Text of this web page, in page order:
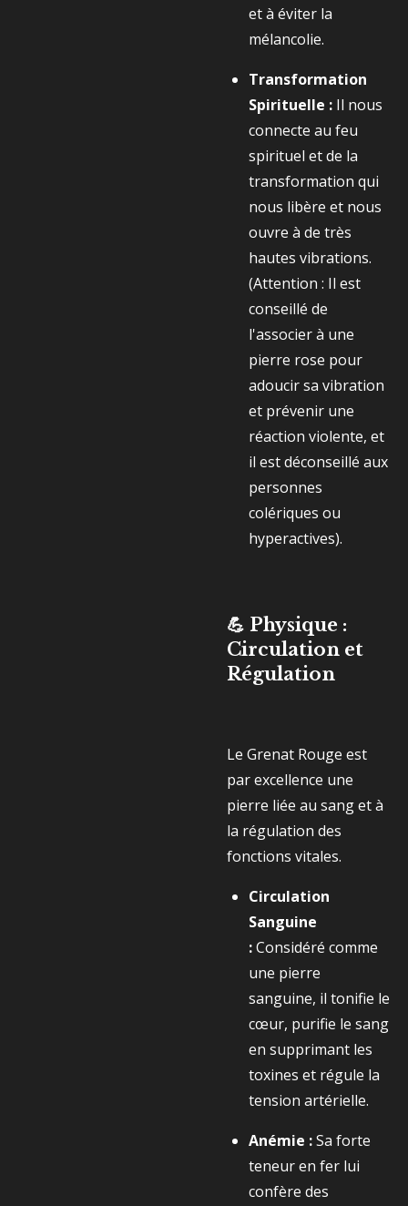
et à éviter la
mélancolie.
Transformation
Spirituelle : Il nous
connecte au feu
spirituel et de la
transformation qui
nous libère et nous
ouvre à de très
hautes vibrations.
(Attention : Il est
conseillé de
l'associer à une
pierre rose pour
adoucir sa vibration
et prévenir une
réaction violente, et
il est déconseillé aux
personnes
colériques ou
hyperactives).
💪 Physique :
Circulation et
Régulation
Le Grenat Rouge est
par excellence une
pierre liée au sang et à
la régulation des
fonctions vitales.
Circulation
Sanguine
:Considéré comme
une pierre
sanguine, il tonifie le
cœur, purifie le sang
en supprimant les
toxines et régule la
tension artérielle.
Anémie :Sa forte
teneur en fer lui
confère des